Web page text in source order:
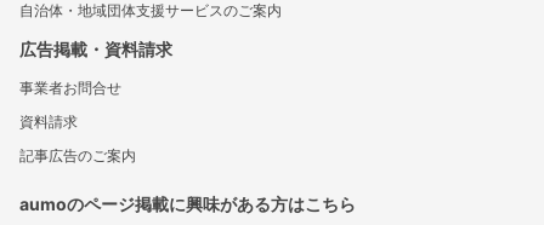
自治体・地域団体支援サービスのご案内
広告掲載・資料請求
事業者お問合せ
資料請求
記事広告のご案内
aumoのページ掲載に興味がある方はこちら